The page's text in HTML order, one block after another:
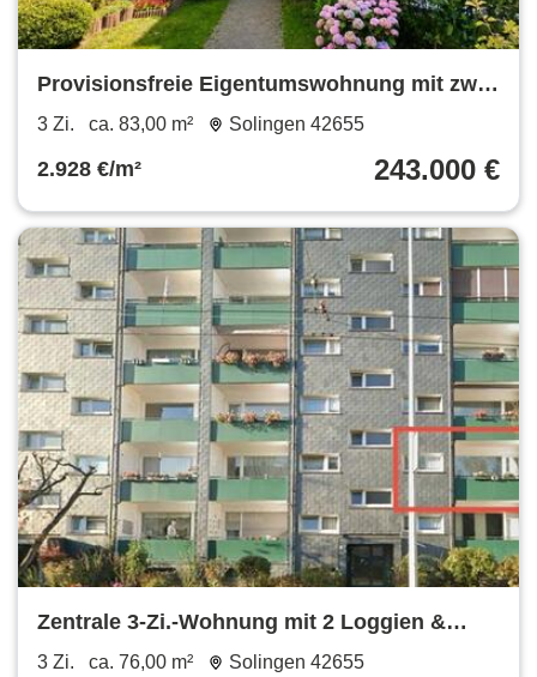
Provisionsfreie Eigentumswohnung mit zwei
Bädern und Garage
3 Zi. ca. 83,00 m² Solingen 42655
2.928 €/m² 243.000 €
Zentrale 3-Zi.-Wohnung mit 2 Loggien &
Garage
3 Zi. ca. 76,00 m² Solingen 42655